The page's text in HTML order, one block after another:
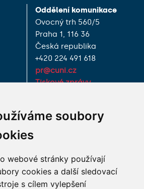
soubory
webové stránky používají
cookies a další sledovací
s cílem vylepšení
Oddělení komunikace
Ovocný trh 560/5
Praha 1, 116 36
Česká republika
+420 224 491 618
pr@cuni.cz
Tiskové zprávy
JAK K NÁM?